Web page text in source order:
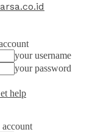
your username
your password
help